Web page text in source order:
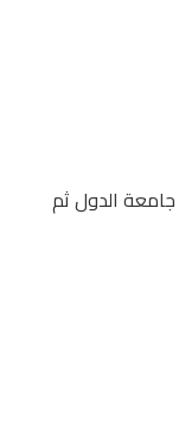
جامعة الدول ثم